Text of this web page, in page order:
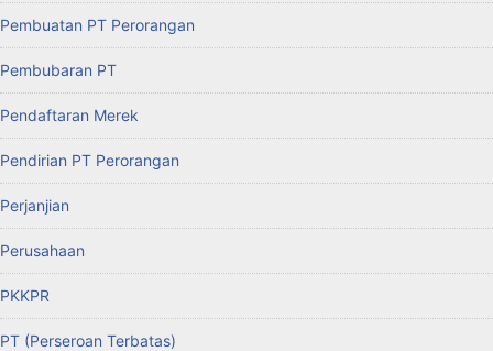
Pembuatan PT Perorangan
Pembubaran PT
Pendaftaran Merek
Pendirian PT Perorangan
Perjanjian
Perusahaan
PKKPR
PT (Perseroan Terbatas)